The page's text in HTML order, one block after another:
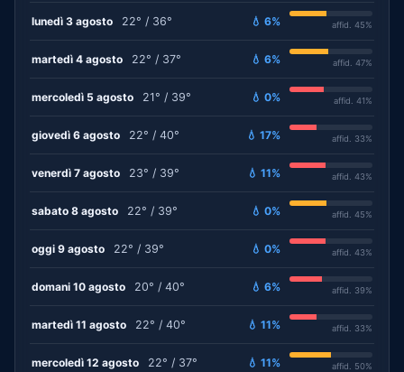
lunedì 3 agosto 22° / 36° 💧 6% affid. 45%
martedì 4 agosto 22° / 37° 💧 6% affid. 47%
mercoledì 5 agosto 21° / 39° 💧 0% affid. 41%
giovedì 6 agosto 22° / 40° 💧 17% affid. 33%
venerdì 7 agosto 23° / 39° 💧 11% affid. 43%
sabato 8 agosto 22° / 39° 💧 0% affid. 45%
oggi 9 agosto 22° / 39° 💧 0% affid. 43%
domani 10 agosto 20° / 40° 💧 6% affid. 39%
martedì 11 agosto 22° / 40° 💧 11% affid. 33%
mercoledì 12 agosto 22° / 37° 💧 11% affid. 50%